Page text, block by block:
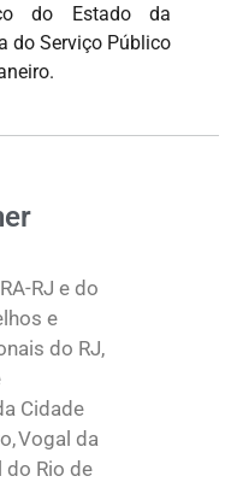
do Estado da
do Serviço Público
RJ e do
e
do RJ,
Cidade
Vogal da
do Rio de